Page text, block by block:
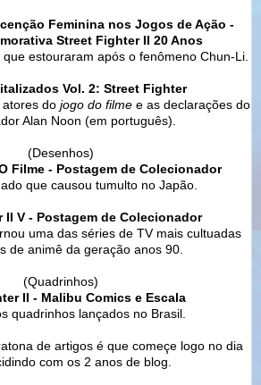
Feminina nos Jogos de Ação -
Street Fighter II 20 Anos
estouraram após o fenômeno Chun-Li.
Vol. 2: Street Fighter
do jogo do filme e as declarações do
Alan Noon (em português).
(Desenhos)
Filme - Postagem de Colecionador
que causou tumulto no Japão.
II V - Postagem de Colecionador
uma das séries de TV mais cultuadas
de animê da geração anos 90.
(Quadrinhos)
II - Malibu Comics e Escala
quadrinhos lançados no Brasil.
de artigos é que começe logo no dia
com os 2 anos de blog.